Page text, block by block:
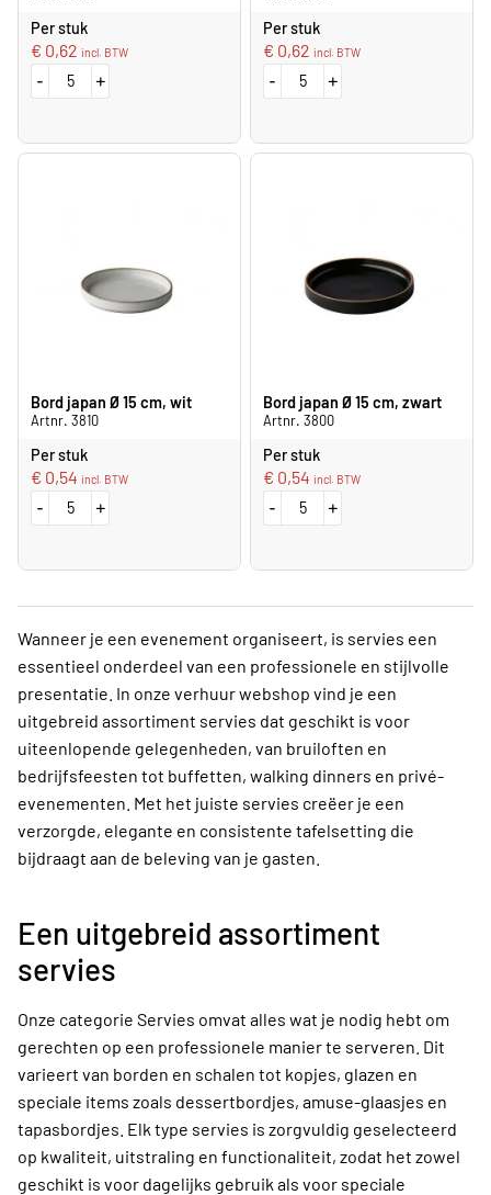
Per stuk
€ 0,62 incl. BTW
- +
Per stuk
€ 0,62 incl. BTW
- +
Bord japan Ø 15 cm, wit
Artnr. 3810
Per stuk
€ 0,54 incl. BTW
- +
Bord japan Ø 15 cm, zwart
Artnr. 3800
Per stuk
€ 0,54 incl. BTW
- +
Wanneer je een evenement organiseert, is servies een
essentieel onderdeel van een professionele en stijlvolle
presentatie. In onze verhuur webshop vind je een
uitgebreid assortiment servies dat geschikt is voor
uiteenlopende gelegenheden, van bruiloften en
bedrijfsfeesten tot buffetten, walking dinners en privé-
evenementen. Met het juiste servies creëer je een
verzorgde, elegante en consistente tafelsetting die
bijdraagt aan de beleving van je gasten.
Een uitgebreid assortiment
servies
Onze categorie Servies omvat alles wat je nodig hebt om
gerechten op een professionele manier te serveren. Dit
varieert van borden en schalen tot kopjes, glazen en
speciale items zoals dessertbordjes, amuse-glaasjes en
tapasbordjes. Elk type servies is zorgvuldig geselecteerd
op kwaliteit, uitstraling en functionaliteit, zodat het zowel
geschikt is voor dagelijks gebruik als voor speciale